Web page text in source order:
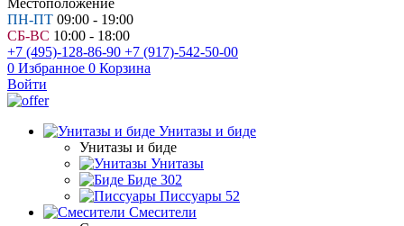
Местоположение
ПН-ПТ 09:00 - 19:00
СБ-ВС 10:00 - 18:00
+7 (495)-128-86-90 +7 (917)-542-50-00
0 Избранное 0 Корзина
Войти
Унитазы и биде
Унитазы и биде
Унитазы
Биде 302
Писсуары 52
Смесители